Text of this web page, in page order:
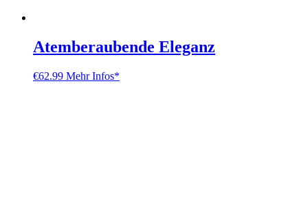
Atemberaubende Eleganz
€62.99 Mehr Infos*